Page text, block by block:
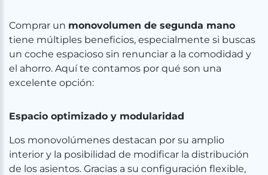
Comprar un monovolumen de segunda mano
tiene múltiples beneficios, especialmente si buscas
un coche espacioso sin renunciar a la comodidad y
el ahorro. Aquí te contamos por qué son una
excelente opción:
Espacio optimizado y modularidad
Los monovolúmenes destacan por su amplio
interior y la posibilidad de modificar la distribución
de los asientos. Gracias a su configuración flexible,